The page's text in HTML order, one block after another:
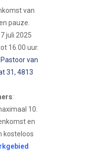
van
pauze.
juli 2025
16.00 uur.
Pastoor van
31, 4813
:
10.
en
kosteloos